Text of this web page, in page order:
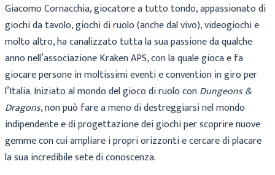
Giacomo Cornacchia, giocatore a tutto tondo, appassionato di
giochi da tavolo, giochi di ruolo (anche dal vivo), videogiochi e
molto altro, ha canalizzato tutta la sua passione da qualche
anno nell’associazione Kraken APS, con la quale gioca e fa
giocare persone in moltissimi eventi e convention in giro per
l’Italia. Iniziato al mondo del gioco di ruolo conDungeons &
Dragons, non può fare a meno di destreggiarsi nel mondo
indipendente e di progettazione dei giochi per scoprire nuove
gemme con cui ampliare i propri orizzonti e cercare di placare
la sua incredibile sete di conoscenza.